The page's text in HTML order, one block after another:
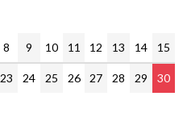
8 9 10 11 12 13 14 15
23 24 25 26 27 28 29
30